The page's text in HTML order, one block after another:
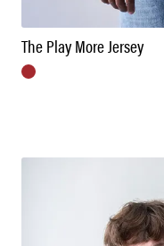
The Play More Jersey